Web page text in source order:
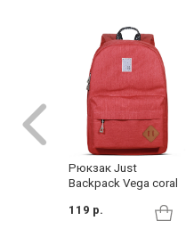
Рюкзак Just
Backpack Vega coral
119 р.